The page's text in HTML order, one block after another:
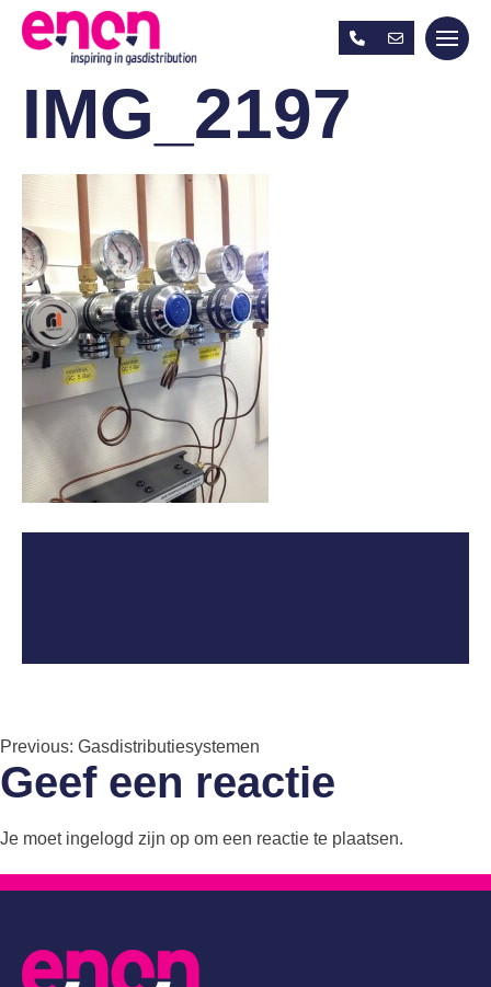
IMG_2197
Bericht
navigatie
Previous: Gasdistributiesystemen
Geef een reactie
Je moet ingelogd zijn op om een reactie te plaatsen.